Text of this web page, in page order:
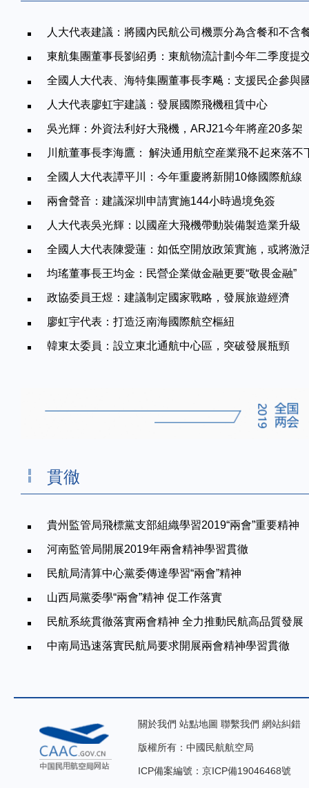
人大代表建議：將國內民航公司機票分為含餐和不含
東航集團董事長劉紹勇：東航物流計劃今年二季度提
全國人大代表、海特集團董事長李飚：支援民企參與
人大代表廖虹宇建議：發展國際飛機租賃中心
吳光輝：外資法利好大飛機，ARJ21今年將産20多架
川航董事長李海鷹： 解決通用航空産業飛不起來落不
全國人大代表譚平川：今年重慶將新開10條國際航線
兩會聲音：建議深圳申請實施144小時過境免簽
人大代表吳光輝：以國産大飛機帶動裝備製造業升級
全國人大代表陳愛蓮：如低空開放政策實施，或將激
均瑤董事長王均金：民營企業做金融更要“敬畏金融”
政協委員王煜：建議制定國家戰略，發展旅遊經濟
廖虹宇代表：打造泛南海國際航空樞紐
韓東太委員：設立東北通航中心區，突破發展瓶頸
貫徹
貴州監管局飛標黨支部組織學習2019“兩會”重要精神
河南監管局開展2019年兩會精神學習貫徹
民航局清算中心黨委傳達學習“兩會”精神
山西局黨委學“兩會”精神 促工作落實
民航系統貫徹落實兩會精神 全力推動民航高品質發展
中南局迅速落實民航局要求開展兩會精神學習貫徹
關於我們 站點地圖 聯繫我們 網站糾錯
版權所有：中國民航航空局
ICP備案編號：京ICP備19046468號